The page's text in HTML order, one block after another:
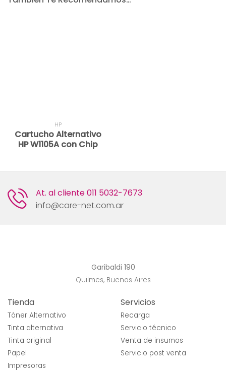
HP
Cartucho Alternativo
HP W1105A con Chip
At. al cliente011 5032-7673
info@care-net.com.ar
Garibaldi 190
Quilmes, Buenos Aires
Tienda
Tóner Alternativo
Tinta alternativa
Tinta original
Papel
Impresoras
Servicios
Recarga
Servicio técnico
Venta de insumos
Servicio post venta